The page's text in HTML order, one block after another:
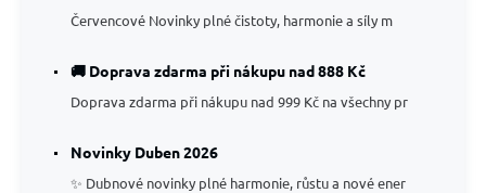
Červencové Novinky plné čistoty, harmonie a síly m
🚚 Doprava zdarma při nákupu nad 888 Kč
Doprava zdarma při nákupu nad 999 Kč na všechny pr
Novinky Duben 2026
✨ Dubnové novinky plné harmonie, růstu a nové ener